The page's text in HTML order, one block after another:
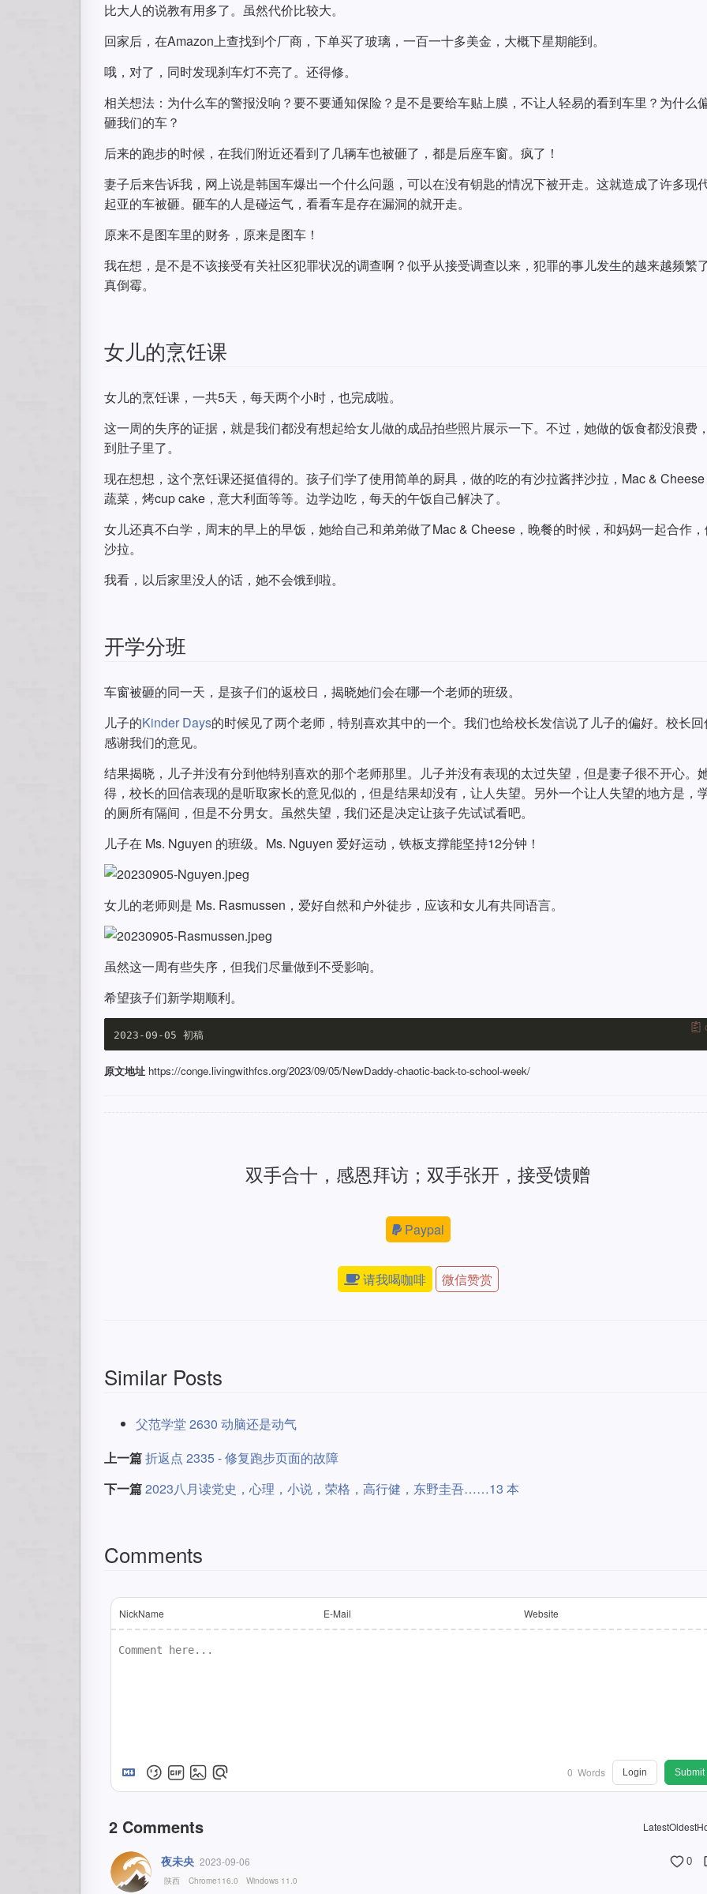
比大人的说教有用多了。虽然代价比较大。
回家后，在Amazon上查找到个厂商，下单买了玻璃，一百一十多美金，大概下星期能到。
哦，对了，同时发现刹车灯不亮了。还得修。
相关想法：为什么车的警报没响？要不要通知保险？是不是要给车贴上膜，不让人轻易的看到车里？为什么
砸我们的车？
后来的跑步的时候，在我们附近还看到了几辆车也被砸了，都是后座车窗。疯了！
妻子后来告诉我，网上说是韩国车爆出一个什么问题，可以在没有钥匙的情况下被开走。这就造成了许多现
起亚的车被砸。砸车的人是碰运气，看看车是存在漏洞的就开走。
原来不是图车里的财务，原来是图车！
我在想，是不是不该接受有关社区犯罪状况的调查啊？似乎从接受调查以来，犯罪的事儿发生的越来越频繁
真倒霉。
女儿的烹饪课
女儿的烹饪课，一共5天，每天两个小时，也完成啦。
这一周的失序的证据，就是我们都没有想起给女儿做的成品拍些照片展示一下。不过，她做的饭食都没浪费
到肚子里了。
现在想想，这个烹饪课还挺值得的。孩子们学了使用简单的厨具，做的吃的有沙拉酱拌沙拉，Mac &
蔬菜，烤cup cake，意大利面等等。边学边吃，每天的午饭自己解决了。
女儿还真不白学，周末的早上的早饭，她给自己和弟弟做了Mac & Cheese，晚餐的时候，和妈妈一起合作
沙拉。
我看，以后家里没人的话，她不会饿到啦。
开学分班
车窗被砸的同一天，是孩子们的返校日，揭晓她们会在哪一个老师的班级。
儿子的Kinder Days的时候见了两个老师，特别喜欢其中的一个。我们也给校长发信说了儿子的偏好。校长
感谢我们的意见。
结果揭晓，儿子并没有分到他特别喜欢的那个老师那里。儿子并没有表现的太过失望，但是妻子很不开心。
得，校长的回信表现的是听取家长的意见似的，但是结果却没有，让人失望。另外一个让人失望的地方是，
的厕所有隔间，但是不分男女。虽然失望，我们还是决定让孩子先试试看吧。
儿子在 Ms. Nguyen 的班级。Ms. Nguyen 爱好运动，铁板支撑能坚持12分钟！
女儿的老师则是 Ms. Rasmussen，爱好自然和户外徒步，应该和女儿有共同语言。
虽然这一周有些失序，但我们尽量做到不受影响。
希望孩子们新学期顺利。
原文地址 https://conge.livingwithfcs.org/2023/09/05/NewDaddy-chaotic-back-to-school-week/
双手合十，感恩拜访；双手张开，接受馈赠
Paypal
请我喝咖啡 微信赞赏
Similar Posts
父范学堂 2630 动脑还是动气
上一篇折返点 2335 - 修复跑步页面的故障
下一篇2023八月读党史，心理，小说，荣格，高行健，东野圭吾……13 本
Comments
NickName E-Mail Website
0 Words Login Submit
2 Comments LatestOldest
夜未央 2023-09-06 0
陕西 Chrome116.0 Windows 11.0